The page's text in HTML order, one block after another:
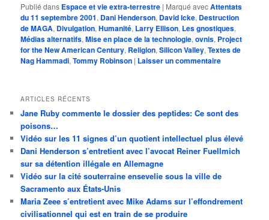
Publié dans Espace et vie extra-terrestre | Marqué avecAttentats
du 11 septembre 2001, Dani Henderson, David Icke, Destruction
de MAGA, Divulgation,Humanité, Larry Ellison, Les gnostiques,
Médias alternatifs,Mise en place de la technologie,ovnis, Project
for the New American Century, Religion,Silicon Valley,Textes de
Nag Hammadi,Tommy Robinson | Laisser un commentaire
ARTICLES RÉCENTS
Jane Ruby commente le dossier des peptides: Ce sont des
poisons…
Vidéo sur les 11 signes d’un quotient intellectuel plus élevé
Dani Henderson s’entretient avec l’avocat Reiner Fuellmich
sur sa détention illégale en Allemagne
Vidéo sur la cité souterraine ensevelie sous la ville de
Sacramento aux États-Unis
Maria Zeee s’entretient avec Mike Adams sur l’effondrement
civilisationnel qui est en train de se produire